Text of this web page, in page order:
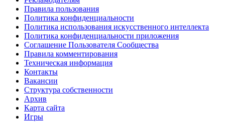
Правила пользования
Политика конфиденциальности
Политика использования искусственного интеллекта
Политика конфиденциальности приложения
Соглашение Пользователя Сообщества
Правила комментирования
Техническая информация
Контакты
Вакансии
Структура собственности
Архив
Карта сайта
Игры